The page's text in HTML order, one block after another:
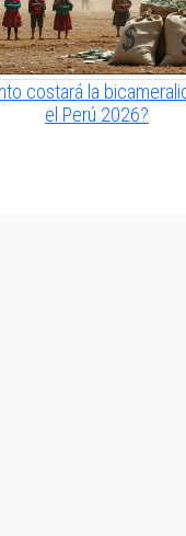
costará la
el Perú 2026?